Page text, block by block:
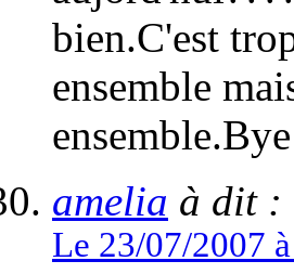
bien.C'est
ensemble
amelia à dit :
Le 23/07/2007